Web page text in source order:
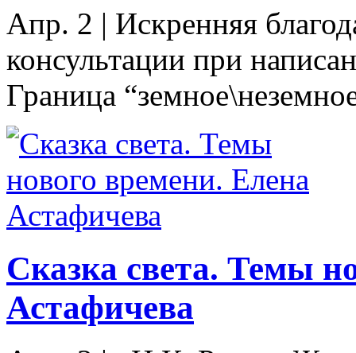
Апр. 2 | Искренняя
консультации при
Граница
Сказка света. Темы
Астафичева